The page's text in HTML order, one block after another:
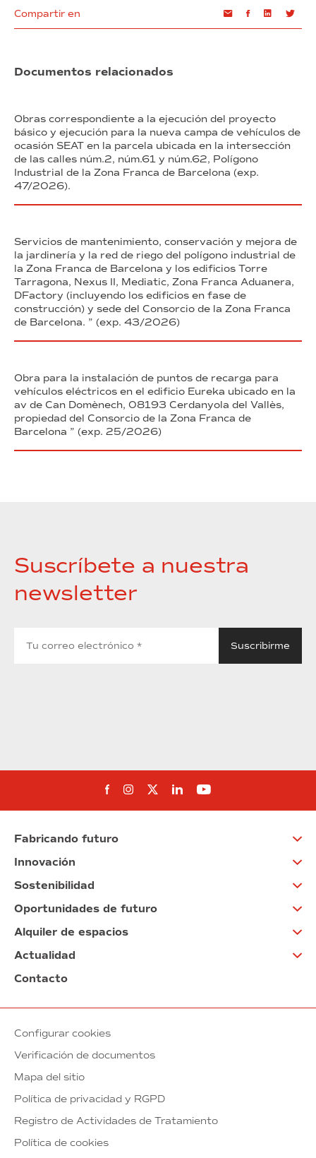
Compartir en EmailFacebookLinkedin
Documentos relacionados
Obras correspondiente a la ejecución del proyecto
básico y ejecución para la nueva campa de vehículos de
ocasión SEAT en la parcela ubicada en la intersección
de las calles núm.2, núm.61 y núm.62, Polígono
Industrial de la Zona Franca de Barcelona (exp.
47/2026).
Servicios de mantenimiento, conservación y mejora de
la jardinería y la red de riego del polígono industrial de
la Zona Franca de Barcelona y los edificios Torre
Tarragona, Nexus II, Mediatic, Zona Franca Aduanera,
DFactory (incluyendo los edificios en fase de
construcción) y sede del Consorcio de la Zona Franca
de Barcelona. ” (exp. 43/2026)
Obra para la instalación de puntos de recarga para
vehículos eléctricos en el edificio Eureka ubicado en la
av de Can Domènech, 08193 Cerdanyola del Vallès,
propiedad del Consorcio de la Zona Franca de
Barcelona ” (exp. 25/2026)
Suscríbete a nuestra
newsletter
Síguenos en Facebook
Síguenos en Instagram
Síguenos en Twitter
Síguenos en Linkedin
Síguenos en
Fabricando futuro
Innovación
Sostenibilidad
Oportunidades de futuro
Alquiler de espacios
Actualidad
Contacto
Configurar cookies
Verificación de documentos
Mapa del sitio
Política de privacidad y RGPD
Registro de Actividades de Tratamiento
Política de cookies